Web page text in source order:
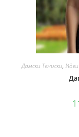
Дамски Тениски,